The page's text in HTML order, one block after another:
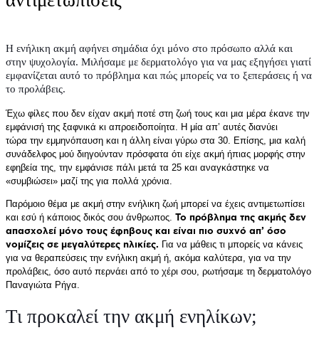
Η ενήλικη ακμή αφήνει σημάδια όχι μόνο στο πρόσωπο αλλά και
στην ψυχολογία. Μιλήσαμε με δερματολόγο για να μας εξηγήσει γιατί
εμφανίζεται αυτό το πρόβλημα και πώς μπορείς να το ξεπεράσεις ή να
το προλάβεις.
Έχω φίλες που δεν είχαν ακμή ποτέ στη ζωή τους και μια μέρα έκανε την
εμφάνισή της ξαφνικά κι απροειδοποίητα. Η μία απ’ αυτές διανύει
τώρα την εμμηνόπαυση και η άλλη είναι γύρω στα 30. Επίσης, μια καλή
συνάδελφος μού διηγούνταν πρόσφατα ότι είχε ακμή ήπιας μορφής στην
εφηβεία της, την εμφάνισε πάλι μετά τα 25 και αναγκάστηκε να
«συμβιώσει» μαζί της για πολλά χρόνια.
Παρόμοιο θέμα με ακμή στην ενήλικη ζωή μπορεί να έχεις αντιμετωπίσει
και εσύ ή κάποιος δικός σου άνθρωπος. Το πρόβλημα της ακμής δεν
απασχολεί μόνο τους έφηβους και είναι πιο συχνό απ’ όσο
νομίζεις σε μεγαλύτερες ηλικίες. Για να μάθεις τι μπορείς να κάνεις
για να θεραπεύσεις την ενήλικη ακμή ή, ακόμα καλύτερα, για να την
προλάβεις, όσο αυτό περνάει από το χέρι σου, ρωτήσαμε τη δερματολόγο
Παναγιώτα Ρήγα.
Τι προκαλεί την ακμή ενηλίκων;